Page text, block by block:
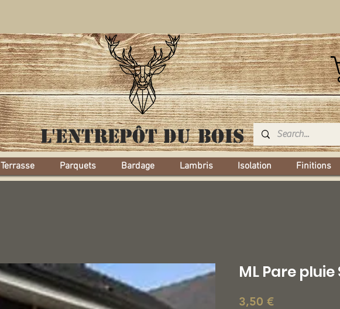
L'entrepôt du bois
Terrasse Parquets Bardage Lambris Isolation Finitions
ML Pare
3,50 €Prix